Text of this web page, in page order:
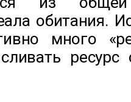
обитания.
много